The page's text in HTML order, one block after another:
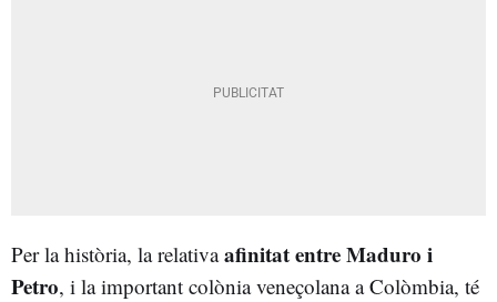
Per la història, la relativaafinitat entre Maduro i
Petro, i la important colònia veneçolana a Colòmbia, té